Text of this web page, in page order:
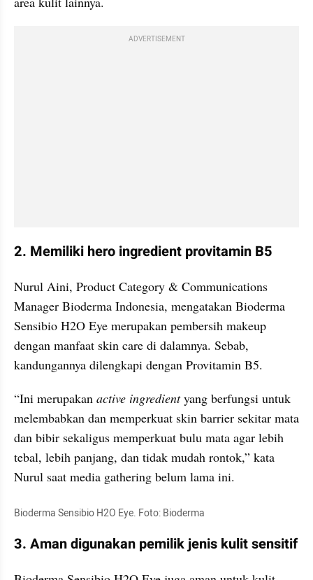
ADVERTISEMENT
2. Memiliki hero ingredient provitamin B5
Nurul Aini, Product Category & Communications
Manager Bioderma Indonesia, mengatakan Bioderma
Sensibio H2O Eye merupakan pembersih makeup
dengan manfaat skin care di dalamnya. Sebab,
kandungannya dilengkapi dengan Provitamin B5.
“Ini merupakan active ingredient yang berfungsi untuk
melembabkan dan memperkuat skin barrier sekitar mata
dan bibir sekaligus memperkuat bulu mata agar lebih
tebal, lebih panjang, dan tidak mudah rontok,” kata
Nurul saat media gathering belum lama ini.
Bioderma Sensibio H2O Eye. Foto: Bioderma
3. Aman digunakan pemilik jenis kulit sensitif